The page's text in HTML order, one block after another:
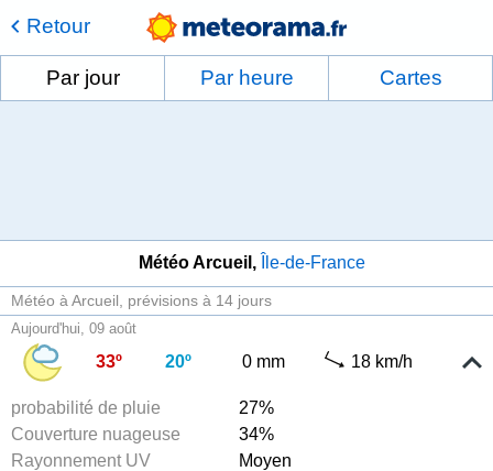
Retour
Par jour Par heure Cartes
Météo Arcueil Île-de-France
Météo à Arcueil prévisions à 14 jours
Aujourd'hui, 09 août
33º 20º 0 mm 18 km/h
probabilité de pluie
27%
Couverture nuageuse
34%
Rayonnement UV
Moyen